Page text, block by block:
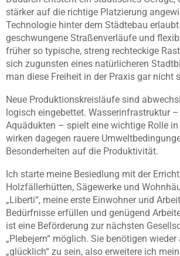
stärker auf die richtige Platzierung
Technologie hinter dem Städtebau
geschwungene Straßenverläufe und
früher so typische, streng rechteckige
sich zugunsten eines natürlicheren
man diese Freiheit in der Praxis gar nicht
Neue Produktionskreisläufe sind
logisch eingebettet. Wasserinfrastruktur
Aquädukten – spielt eine wichtige Rolle
wirken dagegen rauere
Besonderheiten auf die Produktivität.
Ich starte meine Besiedlung mit der
Holzfällerhütten, Sägewerke und
„Liberti“, meine erste Einwohner und
Bedürfnisse erfüllen und genügend
ist eine Beförderung zur nächsten
„Plebejern“ möglich. Sie benötigen
„glücklich“ zu sein, also erweitere ich